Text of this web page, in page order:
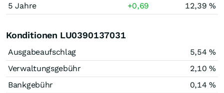
5 Jahre
+0,69 12,39 %
Konditionen LU0390137031
Ausgabeaufschlag
5,54 %
Verwaltungsgebühr
2,10 %
Bankgebühr
0,14 %